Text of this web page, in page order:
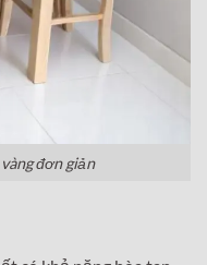
đơn giản